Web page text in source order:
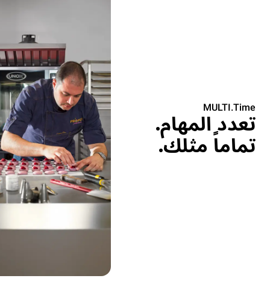
MULTI.Time
تعدد المهام.
تماماً مثلك.